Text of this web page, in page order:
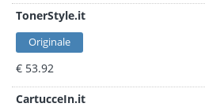
TonerStyle.it
Originale
€ 53.92
CartucceIn.it